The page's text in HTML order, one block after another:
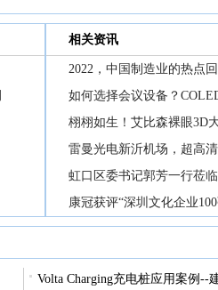
相关资讯
2022，中国制造业的热点
如何选择会议设备？
栩栩如生！艾比森裸眼3D
雷曼光电新沂机场，超高
虹口区委书记郭芳一行莅
康冠获评“深圳文化企业
Volta Charging充电桩应用案例--